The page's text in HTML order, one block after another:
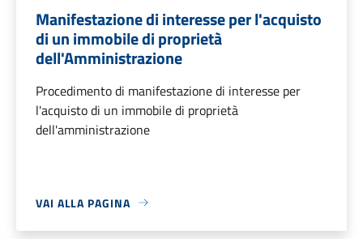
Manifestazione di interesse per l'acquisto
di un immobile di proprietà
dell'Amministrazione
Procedimento di manifestazione di interesse per
l'acquisto di un immobile di proprietà
dell'amministrazione
VAI ALLA PAGINA